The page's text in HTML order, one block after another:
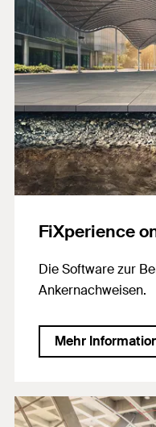
FiXperience
Die Software zur
Ankernachweisen.
Mehr